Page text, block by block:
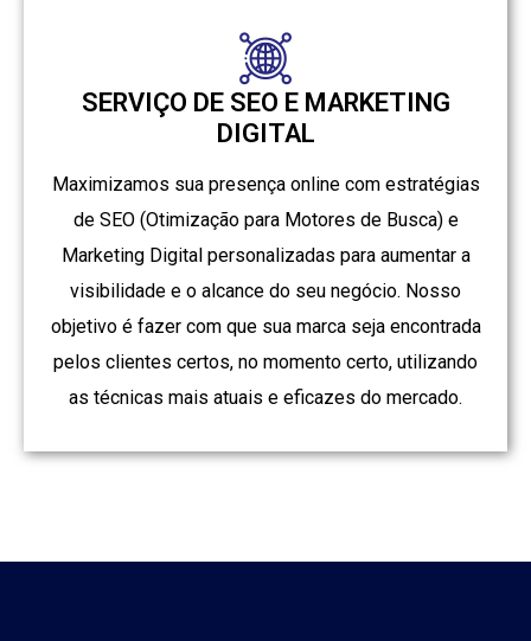
SERVIÇO DE SEO E MARKETING
DIGITAL
Maximizamos sua presença online com estratégias
de SEO (Otimização para Motores de Busca) e
Marketing Digital personalizadas para aumentar a
visibilidade e o alcance do seu negócio. Nosso
objetivo é fazer com que sua marca seja encontrada
pelos clientes certos, no momento certo, utilizando
as técnicas mais atuais e eficazes do mercado.